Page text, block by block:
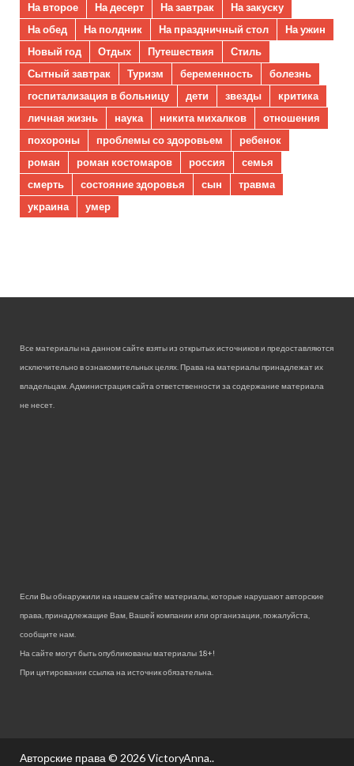
На второе
На десерт На завтрак
На закуску
На обед
На полдник На праздничный стол
На ужин
Новый год
Отдых Путешествия
Стиль
Сытный завтрак
Туризм беременность
болезнь
госпитализация в больницу
дети звезды
критика
личная жизнь
наука никита михалков
отношения
похороны
проблемы со здоровьем
ребенок
роман
роман костомаров россия
семья
смерть
состояние здоровья сын
травма
украина
умер
Все материалы на данном сайте взяты из открытых источников и предоставляются
исключительно в ознакомительных целях. Права на материалы принадлежат их
владельцам. Администрация сайта ответственности за содержание материала
не несет.
Если Вы обнаружили на нашем сайте материалы, которые нарушают авторские
права, принадлежащие Вам, Вашей компании или организации, пожалуйста,
сообщите нам.
На сайте могут быть опубликованы материалы 18+!
При цитировании ссылка на источник обязательна.
Авторские права © 2026VictoryAnna..